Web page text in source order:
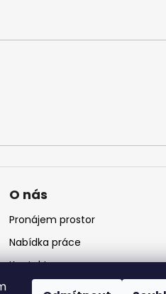
O nás
Pronájem prostor
Nabídka práce
Kontakt